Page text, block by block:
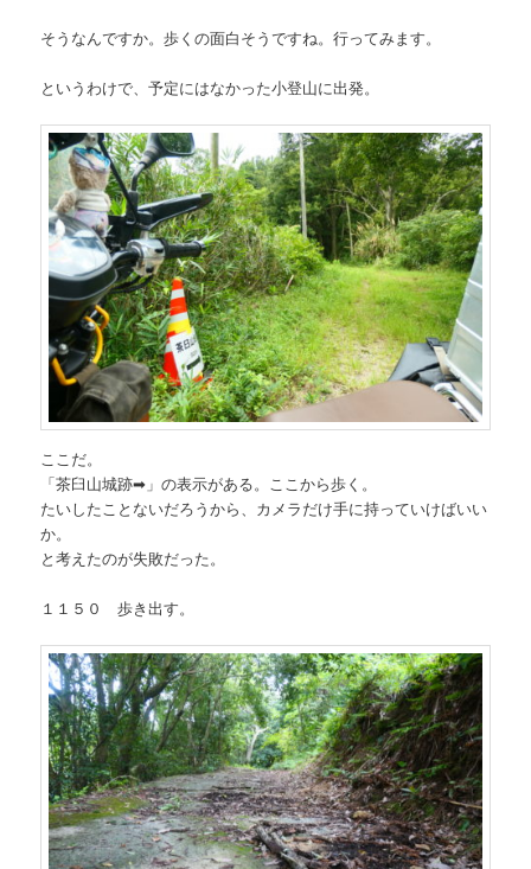
そうなんですか。歩くの面白そうですね。行ってみます。
というわけで、予定にはなかった小登山に出発。
ここだ。
「茶臼山城跡➡」の表示がある。ここから歩く。
たいしたことないだろうから、カメラだけ手に持っていけばいい
か。
と考えたのが失敗だった。
１１５０ 歩き出す。